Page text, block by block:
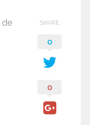
de
SHARE
0
0